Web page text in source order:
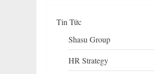
Tin Tức
Shasu Group
HR Strategy